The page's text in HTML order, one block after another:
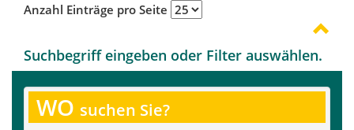
Anzahl Einträge pro Seite
Suchbegriff eingeben oder Filter auswählen.
WO suchen Sie?